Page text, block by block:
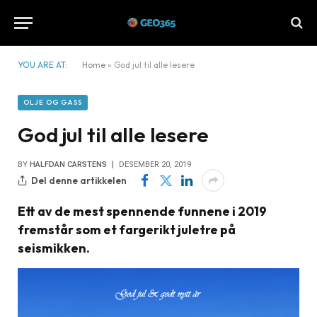
YOU ARE AT: Home » God jul til alle lesere
OLJE OG GASS
God jul til alle lesere
BY HALFDAN CARSTENS DESEMBER 20, 2019
Del denne artikkelen
Ett av de mest spennende funnene i 2019
fremstår som et fargerikt juletre på
seismikken.